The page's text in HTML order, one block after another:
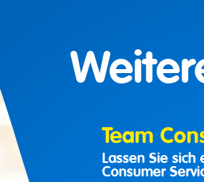
Team
Lassen Sie sich
Consumer